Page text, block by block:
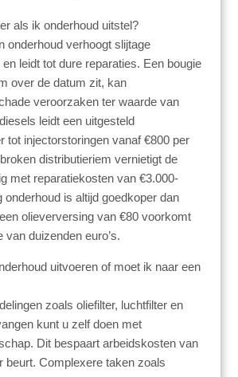
als ik onderhoud uitstel?
onderhoud verhoogt slijtage
leidt tot dure reparaties. Een bougie
over de datum zit, kan
veroorzaken ter waarde van
leidt een uitgesteld
tot injectorstoringen vanaf €800 per
distributieriem vernietigt de
met reparatiekosten van €3.000-
onderhoud is altijd goedkoper dan
olieverversing van €80 voorkomt
van duizenden euro’s.
uitvoeren of moet ik naar een
zoals oliefilter, luchtfilter en
kunt u zelf doen met
Dit bespaart arbeidskosten van
beurt. Complexere taken zoals